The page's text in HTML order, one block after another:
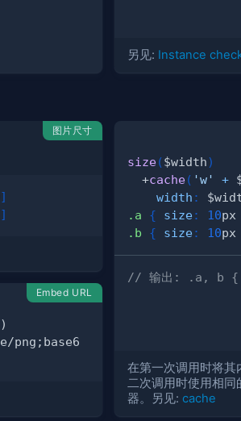
另见: Instance
图片尺寸
]
]
size($width)
  +
cache( 'w' +
width :
.a { size: 10px
.b { size: 10px
// 输出: .a, b {
在第一次调用时将
二次调用时使用相
器。另见:cache
Embed URL
png;base6